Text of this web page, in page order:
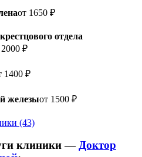
от 1650 ₽
отдела
2000 ₽
1400 ₽
железыот 1500 ₽
(43)
клиники —Доктор